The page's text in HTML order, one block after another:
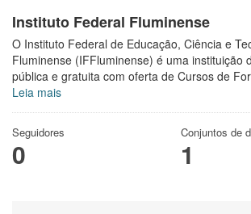
Instituto Federal Fluminense
O Instituto Federal de Educação, Ciência e
Fluminense (IFFluminense) é uma instituição
pública e gratuita com oferta de Cursos de
Leia mais
Seguidores
0
Conjuntos de
1